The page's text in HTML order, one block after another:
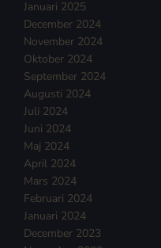
Januari 2025
December 2024
November 2024
Oktober 2024
September 2024
Augusti 2024
Juli 2024
Juni 2024
Maj 2024
April 2024
Mars 2024
Februari 2024
Januari 2024
December 2023